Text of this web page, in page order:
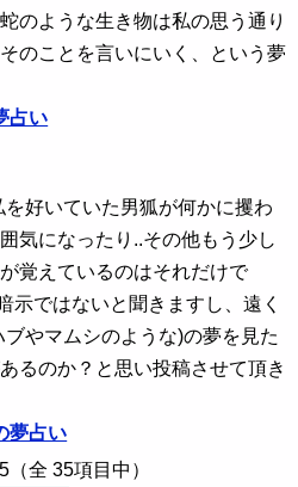
のような生き物は私の思う通り
のことを言いにいく、という夢
占い
を好いていた男狐が何かに攫わ
気になったり..その他もう少し
覚えているのはそれだけで
示ではないと聞きますし、遠く
ブやマムシのような)の夢を見た
るのか？と思い投稿させて頂き
夢占い
（全 35項目中）